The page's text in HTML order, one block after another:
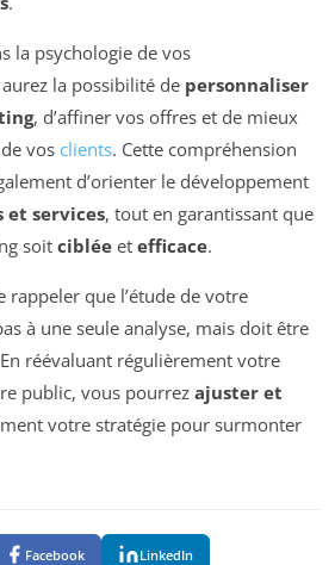
la psychologie de vos
la possibilité de personnaliser
, d’affiner vos offres et de mieux
vos clients. Cette compréhension
d’orienter le développement
et services, tout en garantissant que
soit ciblée et efficace.
rappeler que l’étude de votre
à une seule analyse, mais doit être
réévaluant régulièrement votre
public, vous pourrez ajuster et
votre stratégie pour surmonter
Facebook LinkedIn